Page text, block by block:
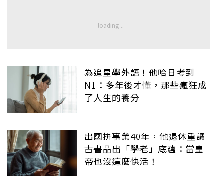
為追星學外語！他哈日考到
N1：多年後才懂，那些瘋狂成
了人生的養分
出國拚事業40年，他退休重讀
古書品出「學老」底蘊：當皇
帝也沒這麼快活！